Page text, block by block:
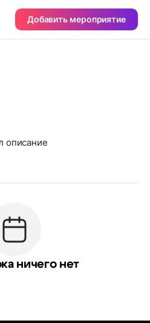
Добавить мероприятие
описание
ничего нет